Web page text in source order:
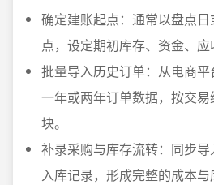
确定建账起点：通常以盘点
点，设定期初库存、资金、应
批量导入历史订单：从电商
一年或两年订单数据，按交
块。
补录采购与库存流转：同步
入库记录，形成完整的成本与